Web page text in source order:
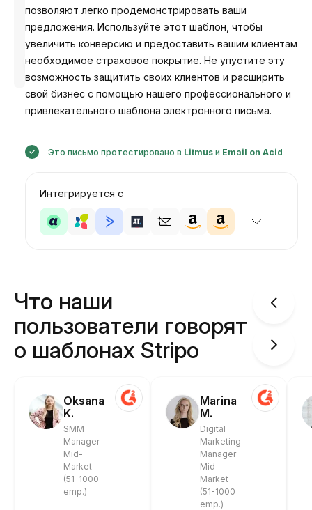
Анастасия
позволяют легко продемонстрировать ваши
предложения. Используйте этот шаблон, чтобы
увеличить конверсию и предоставить вашим клиентам
необходимое страховое покрытие. Не упустите эту
возможность защитить своих клиентов и расширить
свой бизнес с помощью нашего профессионального и
привлекательного шаблона электронного письма.
Это письмо протестировано в Litmus и Email on Acid
Интегрируется с
Что наши
пользователи говорят
о шаблонах Stripo
Oksana
K.
SMM
Manager
Mid-
Market
(51-1000
emp.)
Marina
M.
Digital
Marketing
Manager
Mid-
Market
(51-1000
emp.)